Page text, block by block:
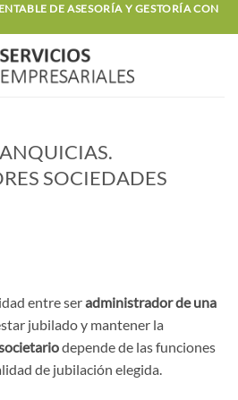
DE ASESORÍA Y GESTORÍA CON
SOCIEDADES
entre seradministrador de una
jubilado y mantener la
depende de las funciones
de jubilación elegida.